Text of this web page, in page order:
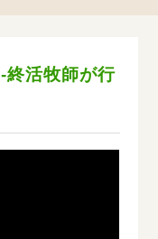
終活牧師が行